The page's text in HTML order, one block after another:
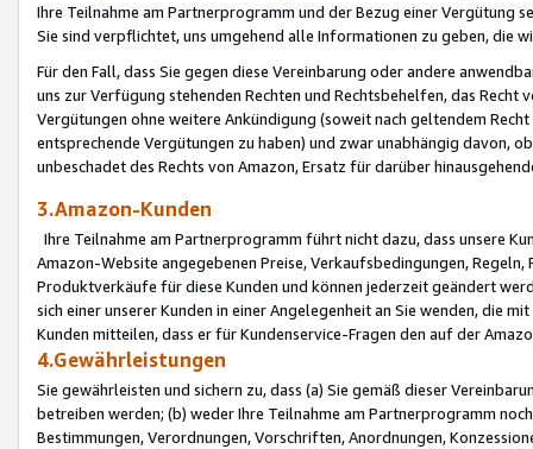
Ihre Teilnahme am Partnerprogramm und der Bezug einer Vergütung
Sie sind verpflichtet, uns umgehend alle Informationen zu geben, die
Für den Fall, dass Sie gegen diese Vereinbarung oder andere
uns zur Verfügung stehenden Rechten und Rechtsbehelfen, das
Vergütungen ohne weitere Ankündigung (soweit nach geltendem
entsprechende Vergütungen zu haben) und zwar unabhängig davon,
unbeschadet des Rechts von Amazon, Ersatz für darüber
3.Amazon-Kunden
Ihre Teilnahme am Partnerprogramm führt nicht dazu, dass unsere
Amazon-Website angegebenen Preise, Verkaufsbedingungen,
Produktverkäufe für diese Kunden und können jederzeit geändert
sich einer unserer Kunden in einer Angelegenheit an Sie wenden, die
Kunden mitteilen, dass er für Kundenservice-Fragen den auf der
4.Gewährleistungen
Sie gewährleisten und sichern zu, dass (a) Sie gemäß dieser
betreiben werden; (b) weder Ihre Teilnahme am Partnerprogramm
Bestimmungen, Verordnungen, Vorschriften, Anordnungen,